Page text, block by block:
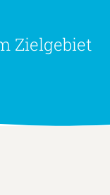
Zielgebiet